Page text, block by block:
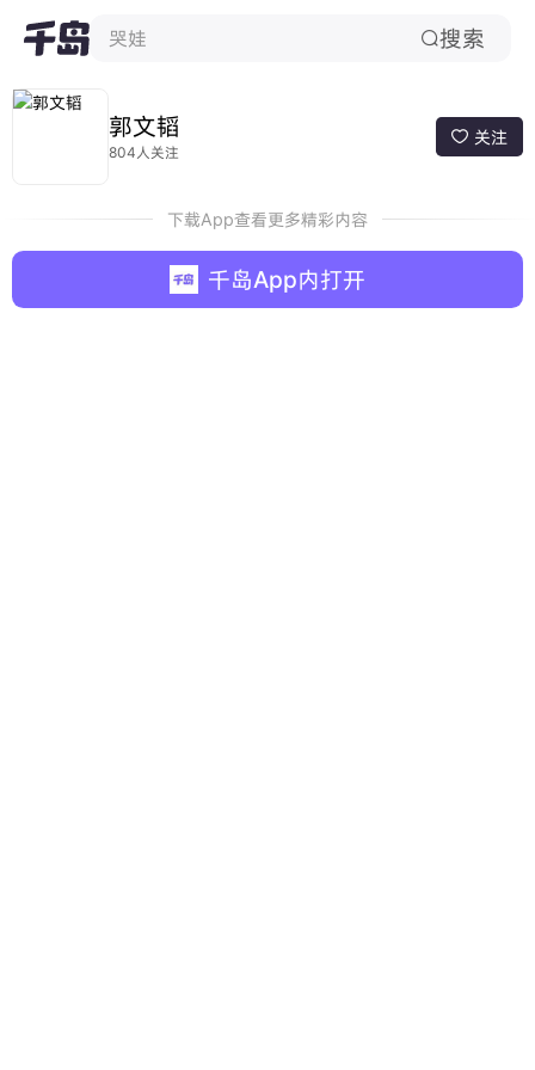
哭娃 搜索
郭文韬
804人关注
 关注
下载App查看更多精彩内容
千岛App内打开